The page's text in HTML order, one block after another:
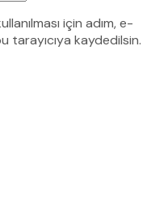
için adım, e-
tarayıcıya kaydedilsin.